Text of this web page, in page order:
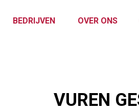
BEDRIJVEN OVER ONS
VUREN